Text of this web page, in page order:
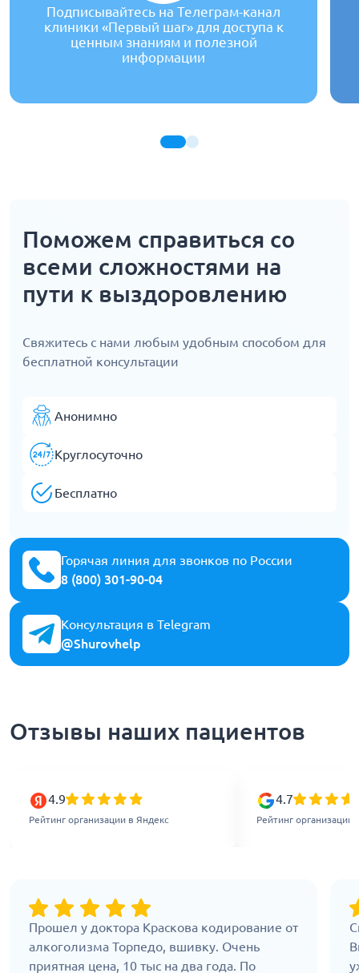
Подписывайтесь на Телеграм-канал
клиники «Первый шаг» для доступа к
ценным знаниям и полезной
информации
Поможем справиться со
всеми сложностями на
пути к выздоровлению
Свяжитесь с нами любым удобным способом для
бесплатной консультации
Анонимно
Круглосуточно
Бесплатно
Горячая линия для звонков по России
8 (800) 301-90-04
Консультация в Telegram
@Shurovhelp
Отзывы наших пациентов
4.9
Рейтинг организации в Яндекс
4.7
Рейтинг организации
Прошел у доктора Краскова кодирование от
алкоголизма Торпедо, вшивку. Очень
приятная цена, 10 тыс на два года. По